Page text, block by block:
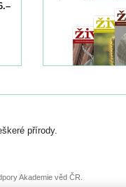
přírody.
Akademie věd ČR.